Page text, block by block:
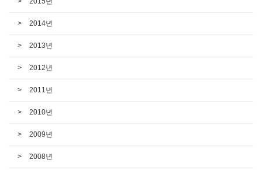
2014년
2013년
2012년
2011년
2010년
2009년
2008년